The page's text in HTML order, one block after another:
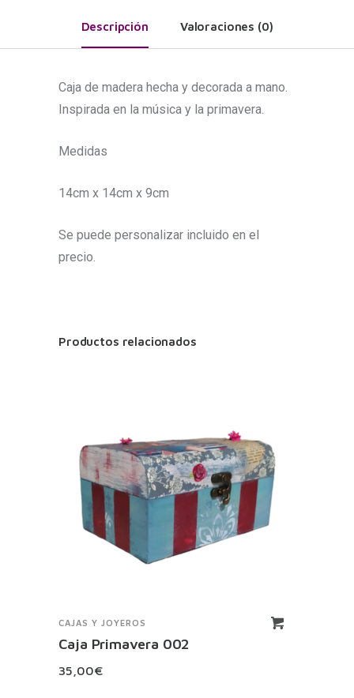
Descripción Valoraciones (0)
Caja de madera hecha y decorada a mano.
Inspirada en la música y la primavera.
Medidas
14cm x 14cm x 9cm
Se puede personalizar incluido en el
precio.
Productos relacionados
CAJAS Y JOYEROS
Caja Primavera 002
35,00€